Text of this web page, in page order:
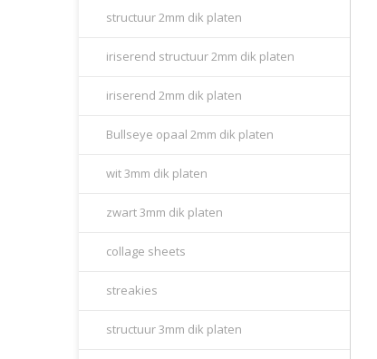
structuur 2mm dik platen
iriserend structuur 2mm dik platen
iriserend 2mm dik platen
Bullseye opaal 2mm dik platen
wit 3mm dik platen
zwart 3mm dik platen
collage sheets
streakies
structuur 3mm dik platen